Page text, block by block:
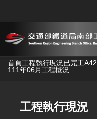
跳到主要內容
首頁工程執行現況已完工
111年06月工程概況
工程執行現況